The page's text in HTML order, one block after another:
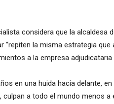
considera que la alcaldesa
“repiten la misma estrategia
a la empresa
en una huida hacia delante,
culpan a todo el mundo menos